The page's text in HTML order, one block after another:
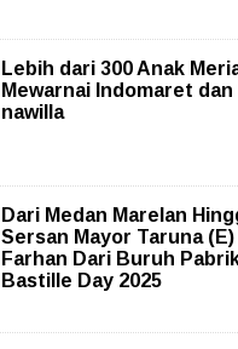
Lebih dari 300 Anak
Mewarnai Indomaret
nawilla
‎Dari Medan Marelan
Sersan Mayor Taruna (E)
Farhan Dari Buruh
Bastille Day 2025